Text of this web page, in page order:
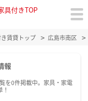
具付きTOP
賃貸トップ 広島市南区
報
を0件掲載中。家具・家電